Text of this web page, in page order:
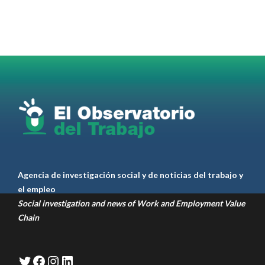
RT@casdcamioneros
1 1 Twitter
Agencia de investigación social y de noticias del trabajo y
el empleo
Social investigation and news of Work and Employment Value
Chain
Twitter
Facebook
Instagram
LinkedIn